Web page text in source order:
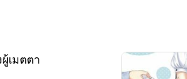
ผู้เมตตา